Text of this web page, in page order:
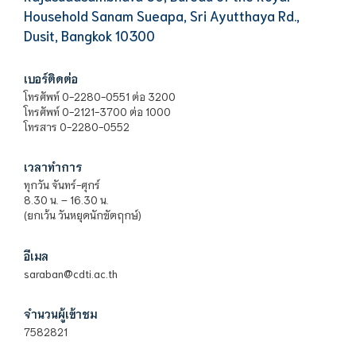
Household Sanam Sueapa, Sri Ayutthaya Rd.,
Dusit, Bangkok 10300
เบอร์ติดต่อ
โทรศัพท์ 0-2280-0551 ต่อ 3200
โทรศัพท์ 0-2121-3700 ต่อ 1000
โทรสาร 0-2280-0552
เวลาทำการ
ทุกวัน จันทร์-ศุกร์
8.30 น. – 16.30 น.
(ยกเว้น วันหยุดนักขัตฤกษ์)
อีเมล
saraban@cdti.ac.th
จำนวนผู้เข้าชม
7582821